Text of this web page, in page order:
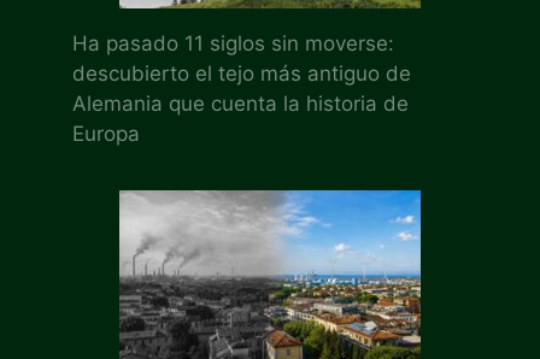
Ha pasado 11 siglos sin moverse:
descubierto el tejo más antiguo de
Alemania que cuenta la historia de
Europa